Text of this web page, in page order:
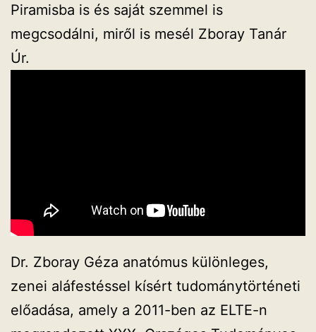
Piramisba is és saját szemmel is
megcsodálni, miről is mesél Zboray Tanár
Úr.
Dr. Zboray Géza anatómus különleges,
zenei aláfestéssel kísért tudománytörténeti
előadása, amely a 2011-ben az ELTE-n